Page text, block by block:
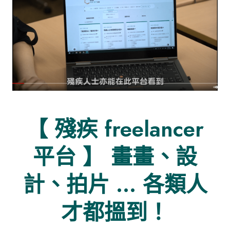
【 殘疾 freelancer
平台 】 畫畫、設
計、拍片 … 各類人
才都搵到！